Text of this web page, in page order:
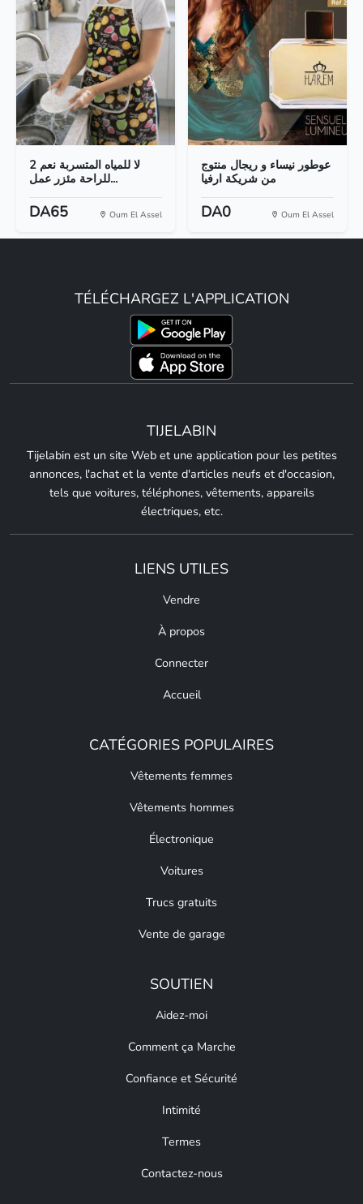
2 لا للمياه المتسربة نعم
للراحة مئزر عمل...
DA65 Oum El Assel
عوطور نيساء و ريجال منتوج
من شريكة ارفيا
DA0 Oum El Assel
TÉLÉCHARGEZ L'APPLICATION
TIJELABIN
Tijelabin est un site Web et une application pour les petites
annonces, l'achat et la vente d'articles neufs et d'occasion,
tels que voitures, téléphones, vêtements, appareils
électriques, etc.
LIENS UTILES
Vendre
À propos
Connecter
Accueil
CATÉGORIES POPULAIRES
Vêtements femmes
Vêtements hommes
Électronique
Voitures
Trucs gratuits
Vente de garage
SOUTIEN
Aidez-moi
Comment ça Marche
Confiance et Sécurité
Intimité
Termes
Contactez-nous